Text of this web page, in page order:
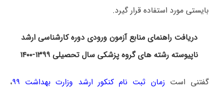
بایستی مورد استفاده قرار گیرد.
دریافت راهنمای منابع آزمون ورودی دوره کارشناسی ارشد
ناپیوسته رشته های گروه پزشکی سال تحصیلی ۱۳۹۹-۱۴۰۰
گفتنی است زمان ثبت نام کنکور ارشد وزارت بهداشت ۹۹
،